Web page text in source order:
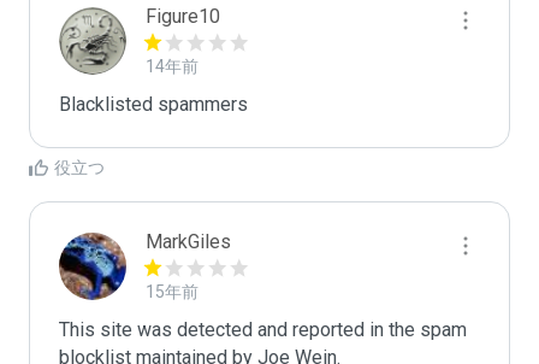
Figure10
14年前
Blacklisted spammers
役立つ
MarkGiles
15年前
This site was detected and reported in the spam
blocklist maintained by Joe Wein.